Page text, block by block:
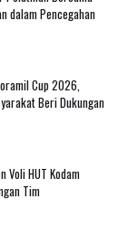
dalam Pencegahan
Cup 2026,
Beri Dukungan
Voli HUT Kodam
Tim